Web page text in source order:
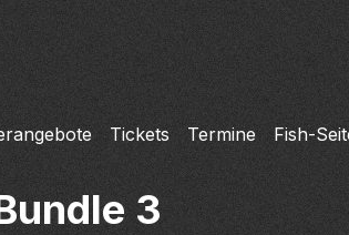
Tickets Termine Fish-
3